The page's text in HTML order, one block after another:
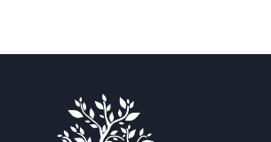
28,99 €.18,99 €.